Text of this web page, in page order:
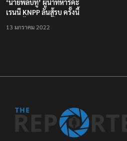
‘นายพลบีทู’ ผู้นำทหารคะ
เรนนี KNPP ลั่นสู้รบ ครั้งนี้
ประชาชนต้องชนะ
13 มกราคม 2022